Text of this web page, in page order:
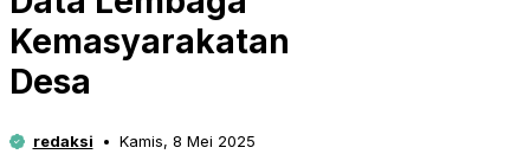
Kemasyarakatan
Desa
redaksi Kamis, 8 Mei 2025